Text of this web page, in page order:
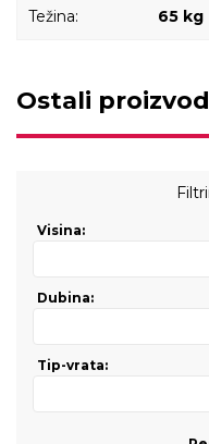
Težina: 65 kg
Ostali
Visina:
Dubina:
Tip-vrata: